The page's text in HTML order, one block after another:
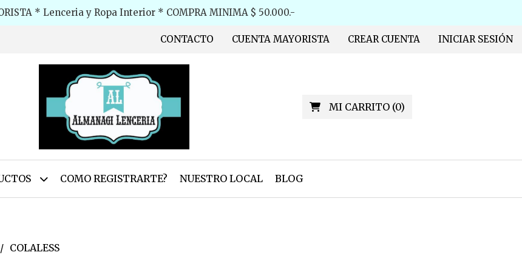
* Lenceria y Ropa Interior * COMPRA MINIMA $ 50.000.-
CONTACTO CUENTA MAYORISTA CREAR CUENTA INICIAR SESIÓN
MI CARRITO(0)
COMO REGISTRARTE? NUESTRO LOCAL BLOG
COLALESS